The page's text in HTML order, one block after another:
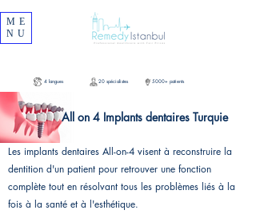
ME
NU
4 langues 20 spécialistes 5000+ patients
All on 4 Implants dentaires Turquie
Les implants dentaires All-on-4 visent à reconstruire la
dentition d'un patient pour retrouver une fonction
complète tout en résolvant tous les problèmes liés à la
fois à la santé et à l'esthétique.